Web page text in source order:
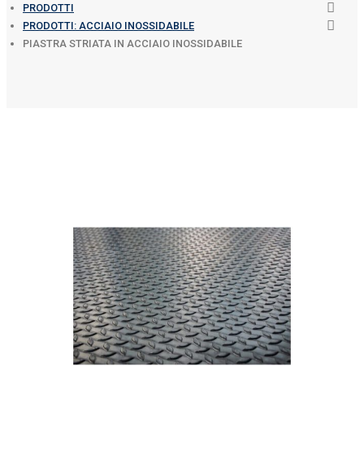
PRODOTTI
PRODOTTI: ACCIAIO INOSSIDABILE
PIASTRA STRIATA IN ACCIAIO INOSSIDABILE